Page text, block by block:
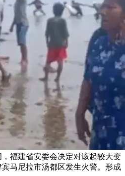
福建省安委会决定对该起较大变
马尼拉市汤都区发生火警。形成